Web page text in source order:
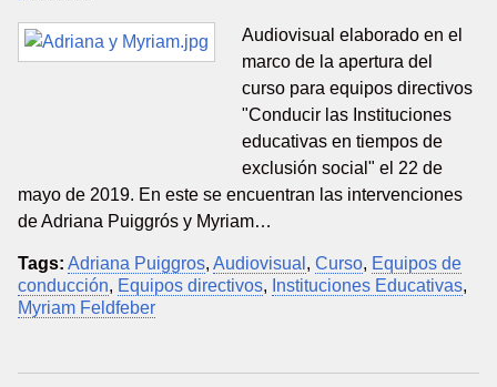
Audiovisual elaborado en el
marco de la apertura del
curso para equipos directivos
"Conducir las Instituciones
educativas en tiempos de
exclusión social" el 22 de
mayo de 2019. En este se encuentran las intervenciones
de Adriana Puiggrós y Myriam…
Tags: Adriana Puiggros, Audiovisual , Curso, Equipos de
conducción, Equipos directivos, Instituciones Educativas,
Myriam Feldfeber